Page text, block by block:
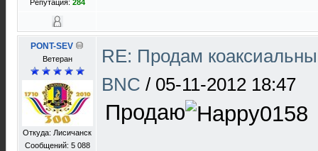
Репутация: 284
PONT-SEV
Ветеран
Откуда: Лисичанск
Сообщений: 5 088
RE: Продам
BNC / 05-11-2012 18:47
Продаю